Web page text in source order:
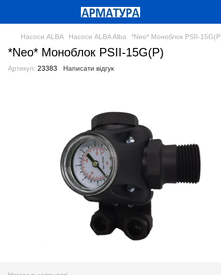
Насоси ALBA Насоси ALBA Alba *Neo* Моноблок РЅІІ-
*Neo* Моноблок РЅІІ-15G(P)
Артикул: 23383 Написати відгук